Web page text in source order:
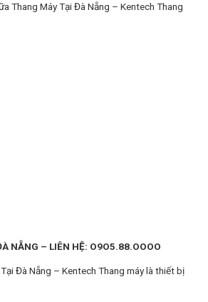
Thang Máy Tại Đà Nẵng – Kentech Thang
NẴNG – LIÊN HỆ: O9O5.88.OOOO
Đà Nẵng – Kentech Thang máy là thiết bị